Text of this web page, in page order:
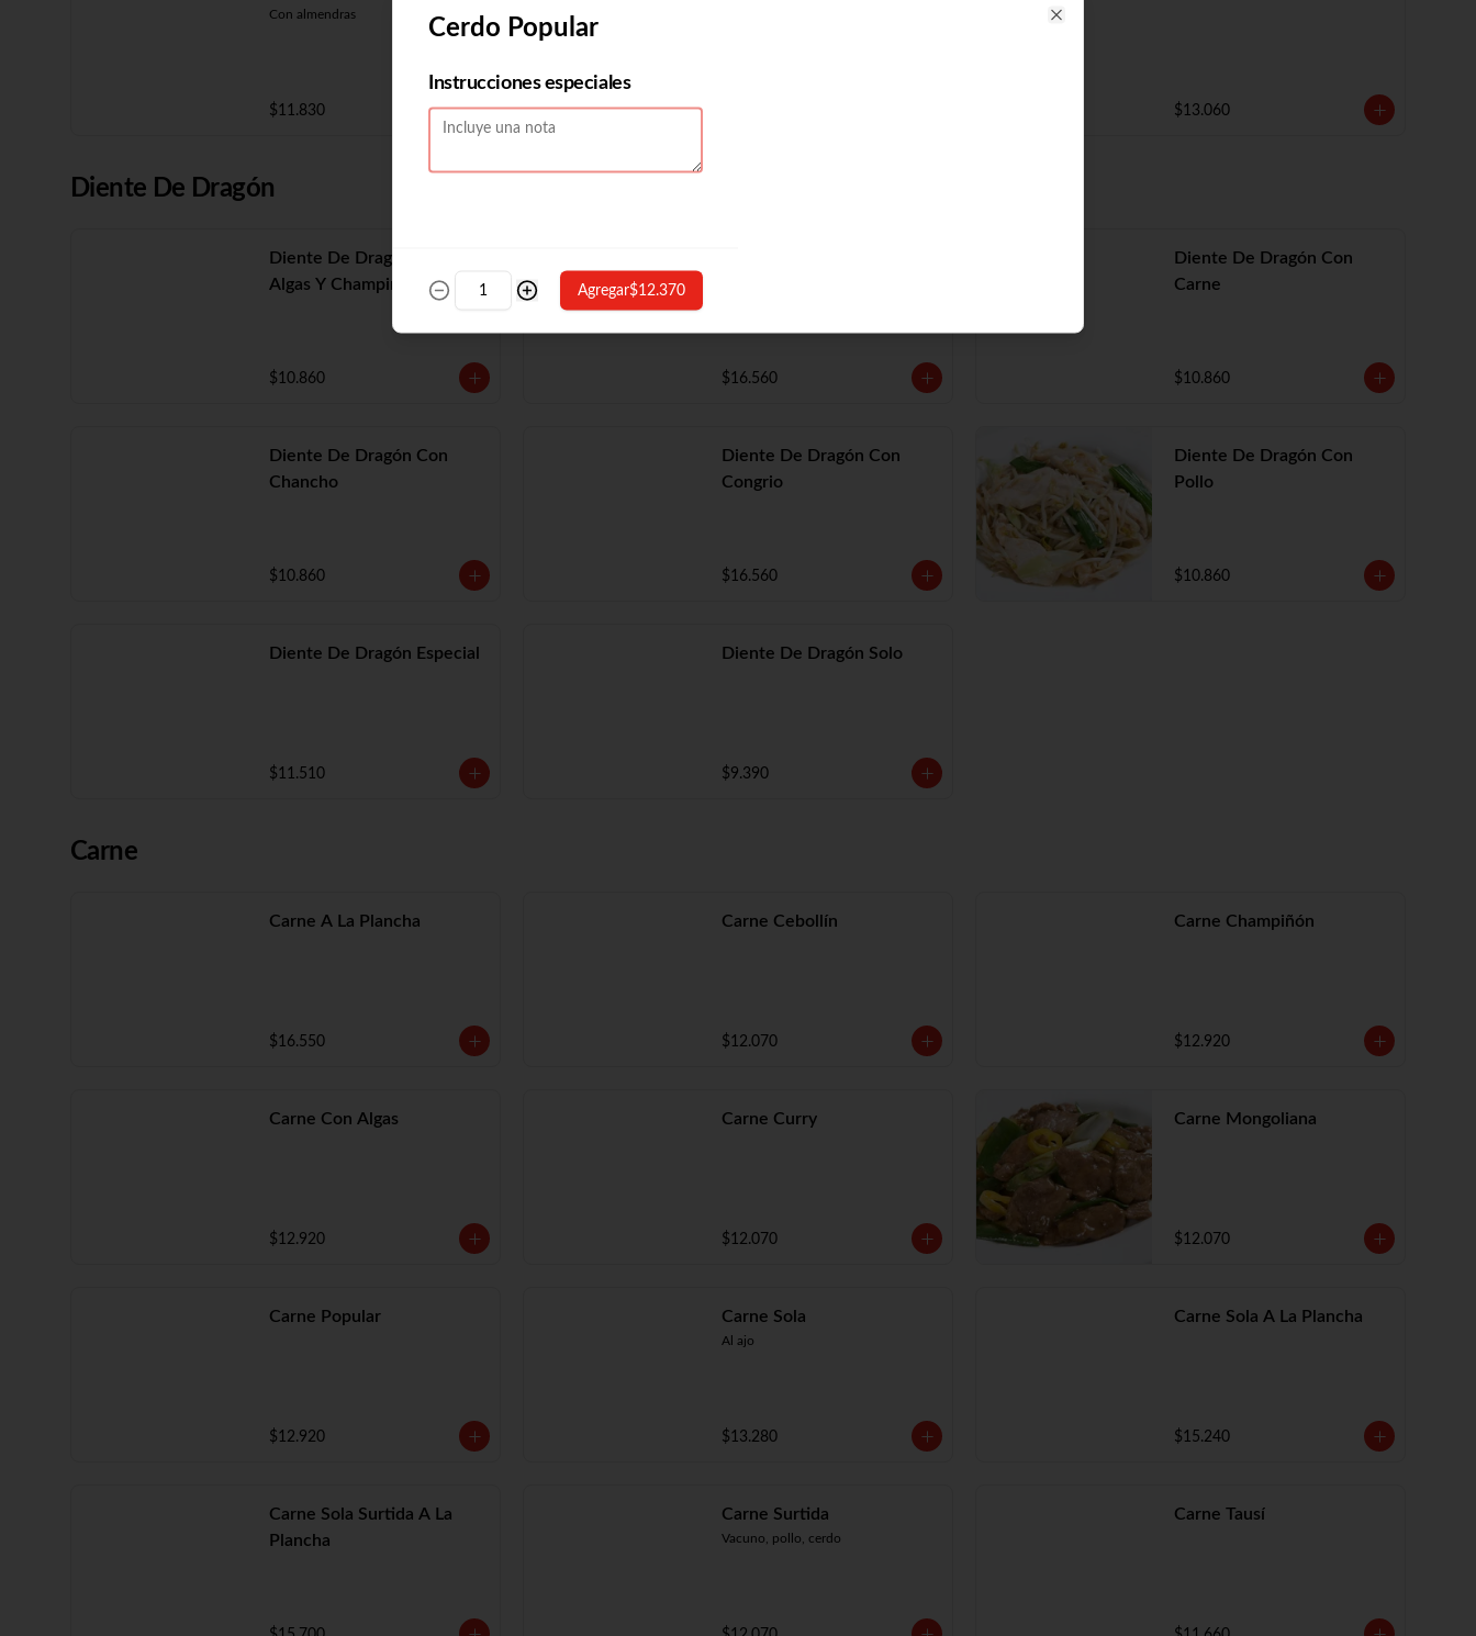
Con almendras
$11.830 $13.060
Diente De Dragón
Diente De Dragón Con
Algas Y Champiñón
$10.860 $16.560
Diente De Dragón Con
Carne
$10.860
Diente De Dragón Con
Chancho
$10.860
Diente De Dragón Con
Congrio
$16.560
Diente De Dragón Con
Pollo
$10.860
Diente De Dragón Especial
$11.510
Diente De Dragón Solo
$9.390
Carne
Carne A La Plancha
$16.550
Carne Cebollín
$12.070
Carne Champiñón
$12.920
Carne Con Algas
$12.920
Carne Curry
$12.070
Carne Mongoliana
$12.070
Carne Popular
$12.920
Carne Sola
Al ajo
$13.280
Carne Sola A La Plancha
$15.240
Carne Sola Surtida A La
Plancha
Carne Surtida
Vacuno, pollo, cerdo
Carne Tausí
Cerdo Popular
Instrucciones especiales
Agregar$12.370